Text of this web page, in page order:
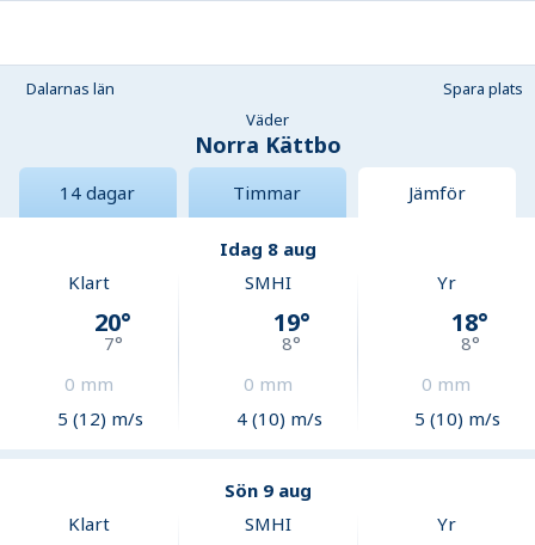
Dalarnas län
Spara plats
Väder
Norra Kättbo
14 dagar Timmar Jämför
Idag 8 aug
Klart
20°
7°
0 mm
5 (12) m/s
SMHI
19°
8°
0 mm
4 (10) m/s
Yr
18°
8°
0 mm
5 (10) m/s
Sön 9 aug
Klart
SMHI Yr